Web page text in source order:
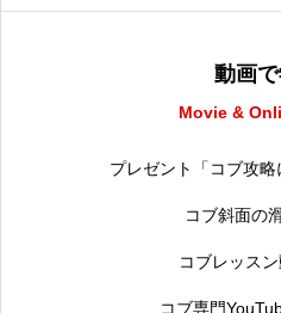
動画
Movie &
プレゼント「コブ攻略
コブ斜面の
コブレッス
コブ専門